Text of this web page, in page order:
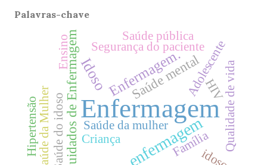
Palavras-chave
Enfermagem
enfermagem
IdosoEnfermagem.
Cuidados de Enfermagem Saúde mental
Segurança do paciente
Qualidade de vida
Saúde da mulher
Adolescente
Família
HIV
Criança
Saúde do idoso
Saúde da Mulher
Saúde pública
Hipertensão
Ensino